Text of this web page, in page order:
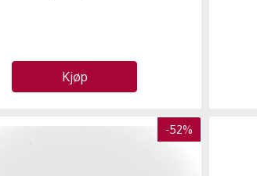
Kjøp
-52%